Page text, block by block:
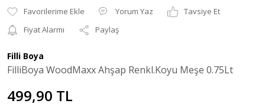
Yorum Yaz
Tavsiye Et
Fiyat Alarmı
Paylaş
Filli Boya
FilliBoya WoodMaxx Ahşap Renkl.Koyu Meşe 0.75Lt
499,90 TL